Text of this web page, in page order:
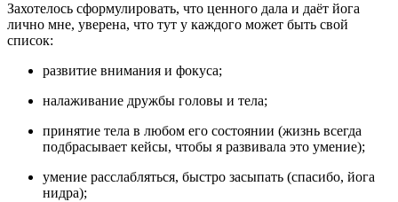
Захотелось сформулировать, что ценного дала и даёт йога
лично мне, уверена, что тут у каждого может быть свой
список:
развитие внимания и фокуса;
налаживание дружбы головы и тела;
принятие тела в любом его состоянии (жизнь всегда
подбрасывает кейсы, чтобы я развивала это умение);
умение расслабляться, быстро засыпать (спасибо, йога
нидра);